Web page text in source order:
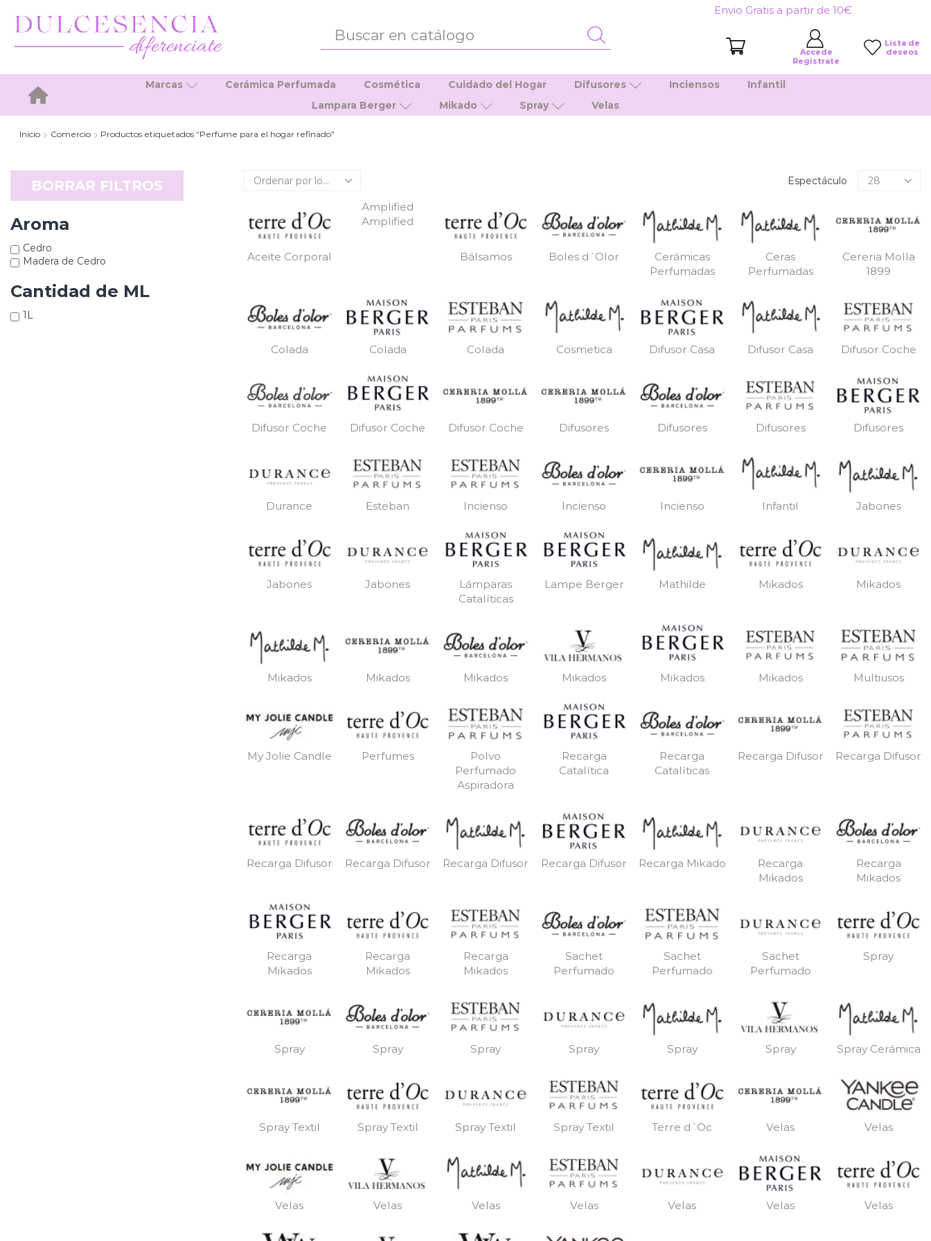
Envio Gratis a partir de 10€
ENTRADA
Accede
Registrate
Lista de
deseos
Inicio
Marcas Cerámica Perfumada Cosmética Cuidado del Hogar Difusores Inciensos
Infantil
Lampara Berger
Mikado Spray Velas
Inicio Comercio Productos etiquetados “Perfume para el hogar refinado”
Espectáculo
Productos
Aceite Corporal
Amplified
Amplified
Bálsamos Boles d´Olor
Cerámicas
Perfumadas
Ceras
Perfumadas
Cereria Molla
1899
Colada Colada Colada Cosmetica Difusor Casa Difusor Casa Difusor Coche
Difusor Coche Difusor Coche Difusor Coche Difusores Difusores Difusores Difusores
Durance Esteban Incienso Incienso Incienso Infantil Jabones
Jabones Jabones
Lámparas
Catalíticas
Lampe Berger Mathilde Mikados Mikados
Mikados Mikados Mikados Mikados Mikados Mikados Multiusos
My Jolie Candle Perfumes
Polvo
Perfumado
Aspiradora
Recarga
Catalítica
Recarga
Catalíticas
Recarga Difusor Recarga Difusor
Recarga Difusor Recarga Difusor Recarga Difusor Recarga Difusor Recarga Mikado
Recarga
Mikados
Recarga
Mikados
Recarga
Mikados
Recarga
Mikados
Recarga
Mikados
Sachet
Perfumado
Sachet
Perfumado
Sachet
Perfumado
Spray
Spray Spray Spray Spray Spray Spray Spray Cerámica
Spray Textil Spray Textil Spray Textil Spray Textil Terre d´Oc Velas Velas
Velas Velas Velas Velas Velas Velas Velas
BORRAR FILTROS
Aroma
Cedro
Madera de Cedro
Cantidad de ML
1L